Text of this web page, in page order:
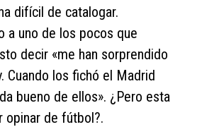
difícil de catalogar.
a uno de los pocos que
decir «me han sorprendido
Cuando los fichó el Madrid
bueno de ellos». ¿Pero esta
opinar de fútbol?.